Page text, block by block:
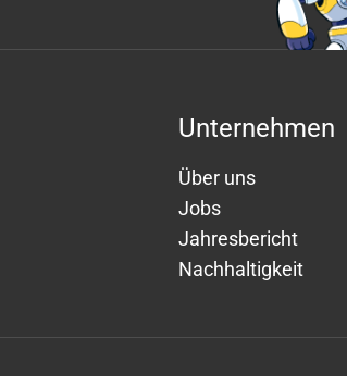
Unternehmen
Über uns
Jobs
Jahresbericht
Nachhaltigkeit